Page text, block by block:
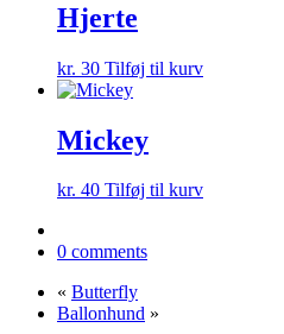
Hjerte
kr. 30 Tilføj til kurv
Mickey
kr. 40 Tilføj til kurv
0 comments
« Butterfly
Ballonhund »